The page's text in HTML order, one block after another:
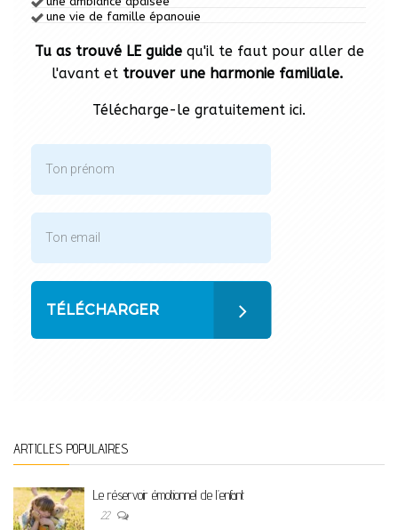
une vie de famille épanouie
Tu as trouvé LE guidequ'il te faut pour aller de
l'avant et trouver une harmonie familiale.
Télécharge-le gratuitement ici.
TÉLÉCHARGER
ARTICLES POPULAIRES
Le réservoir émotionnel de l’enfant
22